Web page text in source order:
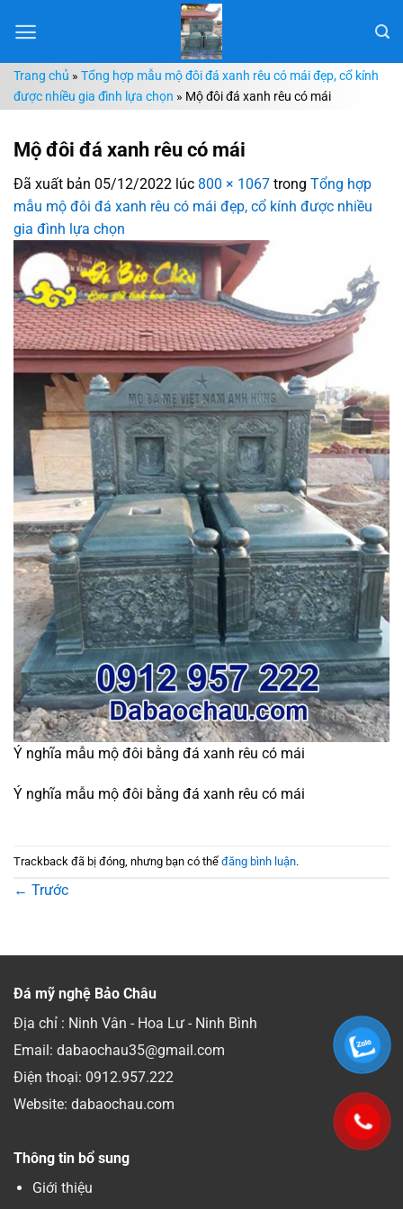
đến
dungTrang chủ » Tổng hợp mẫu mộ đôi đá xanh rêu có mái đẹp, cổ kính
được nhiều gia đình lựa chọn » Mộ đôi đá xanh rêu có mái
Mộ đôi đá xanh rêu có mái
Đã xuất bản 05/12/2022 lúc 800 × 1067 trong Tổng hợp
mẫu mộ đôi đá xanh rêu có mái đẹp, cổ kính được nhiều
gia đình lựa chọn
Ý nghĩa mẫu mộ đôi bằng đá xanh rêu có mái
Ý nghĩa mẫu mộ đôi bằng đá xanh rêu có mái
Trackback đã bị đóng, nhưng bạn có thể đăng bình luận.
← Trước
Đá mỹ nghệ Bảo Châu
Địa chỉ : Ninh Vân - Hoa Lư - Ninh Bình
Email: dabaochau35@gmail.com
Điện thoại: 0912.957.222
Website: dabaochau.com
Thông tin bổ sung
Giới thiệu